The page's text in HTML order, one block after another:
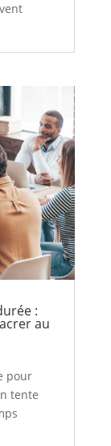
:
au
pour
tente